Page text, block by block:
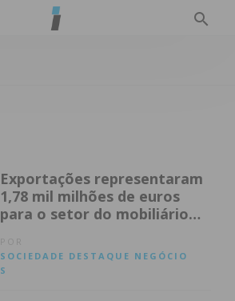
Exportações representaram
1,78 mil milhões de euros
para o setor do mobiliário
SOCIEDADE DESTAQUE NEGÓCIO
S